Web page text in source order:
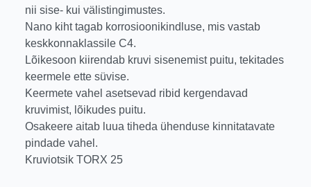
nii sise- kui välistingimustes.
Nano kiht tagab korrosioonikindluse, mis vastab
keskkonnaklassile C4.
Lõikesoon kiirendab kruvi sisenemist puitu, tekitades
keermele ette süvise.
Keermete vahel asetsevad ribid kergendavad
kruvimist, lõikudes puitu.
Osakeere aitab luua tiheda ühenduse kinnitatavate
pindade vahel.
Kruviotsik TORX 25